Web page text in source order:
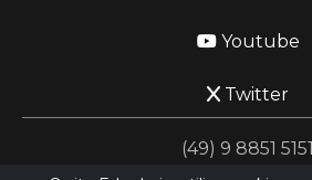
Youtube
Twitter
(49) 9 8851 5151